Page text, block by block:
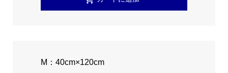
M：40cm×120cm